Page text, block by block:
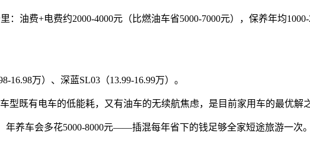
油费+电费约2000-4000元（比燃油车省5000-7000元），保养年均
万）、深蓝SL03（13.99-16.99万）。
既有电车的低能耗，又有油车的无续航焦虑，是目前家用车的最优解
养车会多花5000-8000元——插混每年省下的钱足够全家短途旅游一次。